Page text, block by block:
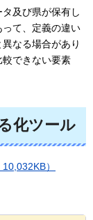
及び県が保有し
て、定義の違い
なる場合があり
較できない要素
化ツール
）